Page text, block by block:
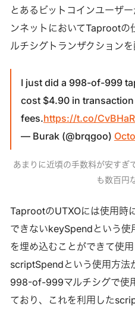
とあるビットコインユーザ
ンネットにおいてTaproot
ルチシグトランザクションを
I just did a 998-of-999
cost $4.90 in transaction
fees.https://t.co/
— Burak (@brqgoo)
あまりに近頃の手数料が安すぎ
も数百円
TaprootのUTXOには使用時
できないkeySpendという使
を埋め込むことができて使
scriptSpendという使用方法
998-of-999マルチシグで使
ており、これを利用した